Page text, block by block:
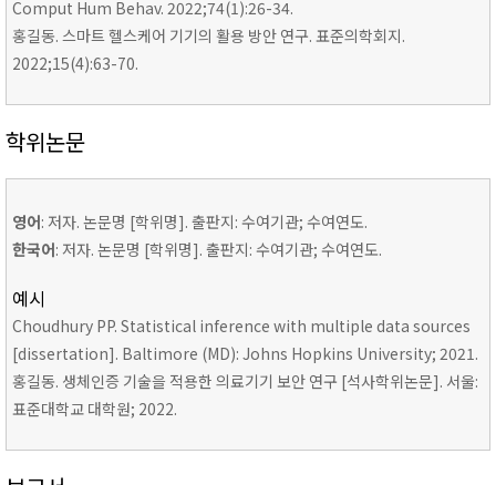
Comput Hum Behav. 2022;74(1):26-34.
홍길동. 스마트 헬스케어 기기의 활용 방안 연구. 표준의학회지.
2022;15(4):63-70.
학위논문
영어: 저자. 논문명 [학위명]. 출판지: 수여기관; 수여연도.
한국어: 저자. 논문명 [학위명]. 출판지: 수여기관; 수여연도.
예시
Choudhury PP. Statistical inference with multiple data sources
[dissertation]. Baltimore (MD): Johns Hopkins University; 2021.
홍길동. 생체인증 기술을 적용한 의료기기 보안 연구 [석사학위논문]. 서울:
표준대학교 대학원; 2022.